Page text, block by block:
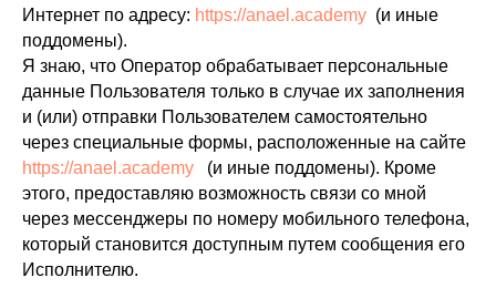
Интернет по адресу: https://anael.academy (и иные
поддомены).
Я знаю, что Оператор обрабатывает персональные
данные Пользователя только в случае их заполнения
и (или) отправки Пользователем самостоятельно
через специальные формы, расположенные на сайте
https://anael.academy (и иные поддомены). Кроме
этого, предоставляю возможность связи со мной
через мессенджеры по номеру мобильного телефона,
который становится доступным путем сообщения его
Исполнителю.